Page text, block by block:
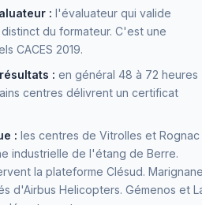
: l'évaluateur qui valide
du formateur. C'est une
CACES 2019.
: en général 48 à 72 heures
centres délivrent un certificat
: les centres de Vitrolles et Rognac
industrielle de l'étang de Berre.
la plateforme Clésud.
d'Airbus Helicopters. Gémenos et